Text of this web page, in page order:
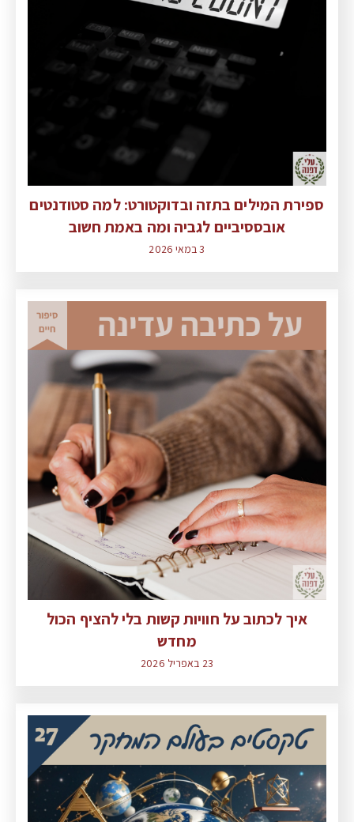
ספירת המילים בתזה ובדוקטורט: למה סטודנטים
אובססיביים לגביה ומה באמת חשוב
3 במאי 2026
איך לכתוב על חוויות קשות בלי להציף הכול
מחדש
23 באפריל 2026